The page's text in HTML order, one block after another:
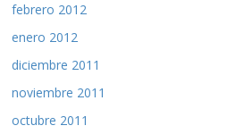
febrero 2012
enero 2012
diciembre 2011
noviembre 2011
octubre 2011